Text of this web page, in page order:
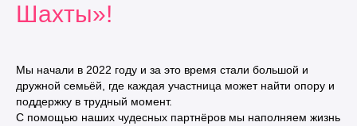
Шахты»!
Мы начали в 2022 году и за это время стали большой и
дружной семьёй, где каждая участница может найти опору и
поддержку в трудный момент.
С помощью наших чудесных партнёров мы наполняем жизнь